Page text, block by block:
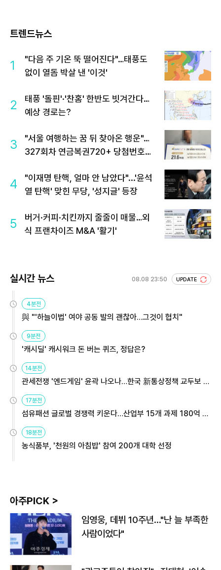
트렌드뉴스
1
"다음 주 기온 뚝 떨어진다"…태풍도
없이 열돔 박살 낸 '이것'
2
태풍 '돌핀'·'찬홈' 한반도 빗겨간다…
예상 경로는?
3
"서울 여행하는 꿈 뒤 찾아온 행운"…
327회차 연금복권720+ 당첨번호조
4
"이재명 탄핵, 얼마 안 남았다"...'윤석
열 탄핵' 맞힌 무당, '성지글' 등장
5
버거·커피·치킨까지 줄줄이 매물…외
식 프랜차이즈 M&A '활기'
실시간 뉴스 08.08 23:50 UPDATE
4분전
與 "'하늘이법' 여야 공동 발의 괜찮아…그것이 협치"
9분전
'캐시딜' 캐시워크 돈 버는 퀴즈, 정답은?
14분전
관세전쟁 '엔드게임' 윤곽 나오나…한국 新통상정책 교두보 활
17분전
섬유패션 글로벌 경쟁력 키운다…산업부 15개 과제 180억 지
18분전
농식품부, '천원의 아침밥' 참여 200개 대학 선정
아주PICK >
임영웅, 데뷔 10주년…"난 늘 부족한
사람이었다"